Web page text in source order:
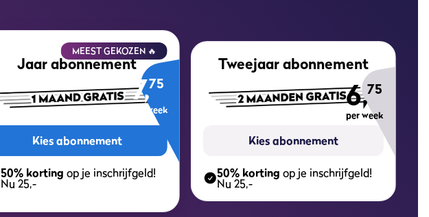
MEEST GEKOZEN 🔥
7,75
per week
Jaar abonnement
Kies abonnement
50% korting op je inschrijfgeld!
Nu 25,-
6,75
per week
Tweejaar abonnement
Kies abonnement
50% korting op je inschrijfgeld!
Nu 25,-